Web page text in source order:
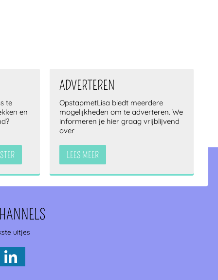
te
en
ADVERTEREN
OpstapmetLisa biedt meerdere
mogelijkheden om te adverteren. We
informeren je hier graag vrijblijvend
over
LEES MEER
uitjes